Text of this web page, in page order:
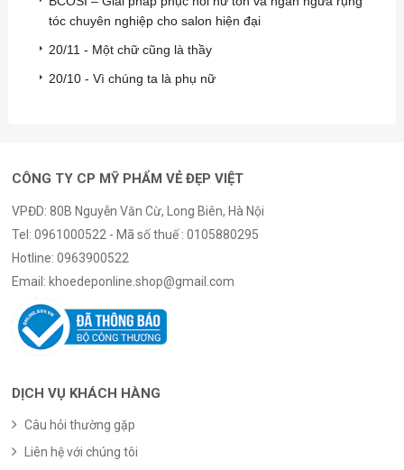
tóc chuyên nghiệp cho salon hiện đại
20/11 - Một chữ cũng là thầy
20/10 - Vì chúng ta là phụ nữ
CÔNG TY CP MỸ PHẨM VẺ ĐẸP VIỆT
VPĐD: 80B Nguyễn Văn Cừ, Long Biên, Hà Nội
Tel:0961000522 - Mã số thuế : 0105880295
Hotline:0963900522
Email: khoedeponline.shop@gmail.com
DỊCH VỤ KHÁCH HÀNG
Câu hỏi thường gặp
Liên hệ với chúng tôi